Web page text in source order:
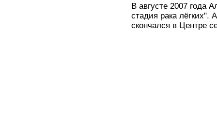
В августе 2007 года
стадия рака лёгких".
скончался в Центре